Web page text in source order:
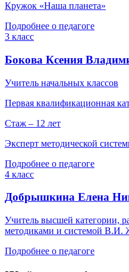
Кружок «Наша планета»
Подробнее о педагоге
3 класс
Бокова Ксения
Учитель начальных классов
Первая квалификационная
Стаж – 12 лет
Эксперт методической
Подробнее о педагоге
4 класс
Добрышкина Елена
Учитель высшей категории,
методиками и системой В.И.
Подробнее о педагоге